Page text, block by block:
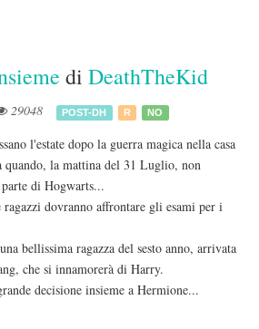
di DeathTheKid
29048 POST-DH R NO
l'estate dopo la guerra magica nella casa
la mattina del 31 Luglio, non
di Hogwarts...
dovranno affrontare gli esami per i
bellissima ragazza del sesto anno, arrivata
che si innamorerà di Harry.
decisione insieme a Hermione...